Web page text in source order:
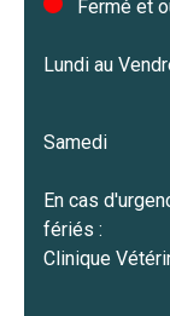
Fermé et
Lundi au
Samedi
En cas
fériés :
Clinique